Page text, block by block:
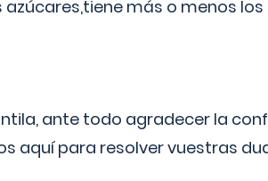
más o menos
ante todo agradecer la
aquí para resolver vuestras